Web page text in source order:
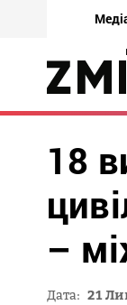
18
–
Дата: 21